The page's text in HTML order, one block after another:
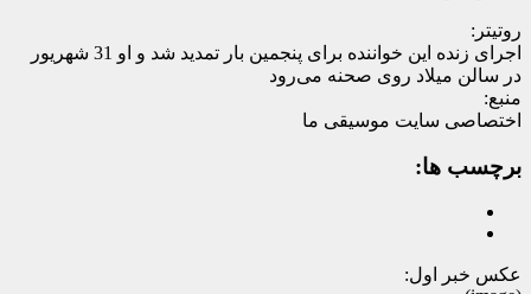
روتیتر:
اجرای زنده این خواننده برای پنجمین بار تمدید شد و او 31 شهریور
در سالن میلاد روی صحنه می‌رود
منبع:
اختصاصی سایت موسیقی ما
برچسب ها:
عکس خبر اول: